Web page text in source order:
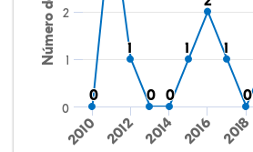
0
0
11
0
0 0
0
11 11
0
0
2010 2012 2014 2016 2018
0
1
2